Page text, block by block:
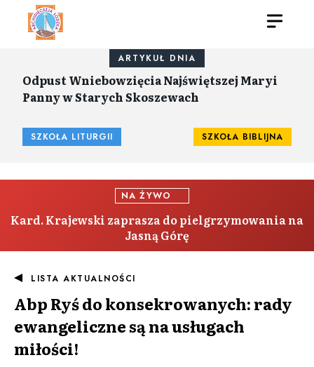
ARTYKUŁ DNIA
Odpust Wniebowzięcia Najświętszej Maryi
Panny w Starych Skoszewach
SZKOŁA LITURGII SZKOŁA BIBLIJNA
NA ŻYWO
Kard. Krajewski zaprasza do pielgrzymowania na
Jasną Górę
LISTA AKTUALNOŚCI
Abp Ryś do konsekrowanych: rady
ewangeliczne są na usługach
miłości!